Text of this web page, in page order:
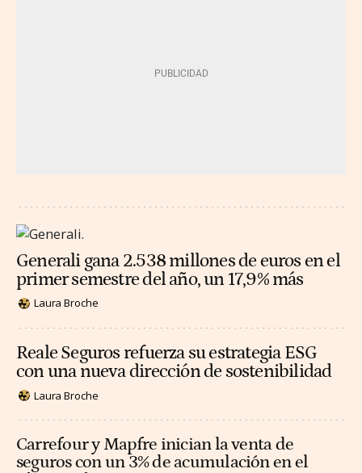
Generali gana 2.538 millones de euros en el
primer semestre del año, un 17,9% más
Laura Broche
Reale Seguros refuerza su estrategia ESG
con una nueva dirección de sostenibilidad
Laura Broche
Carrefour y Mapfre inician la venta de
seguros con un 3% de acumulación en el